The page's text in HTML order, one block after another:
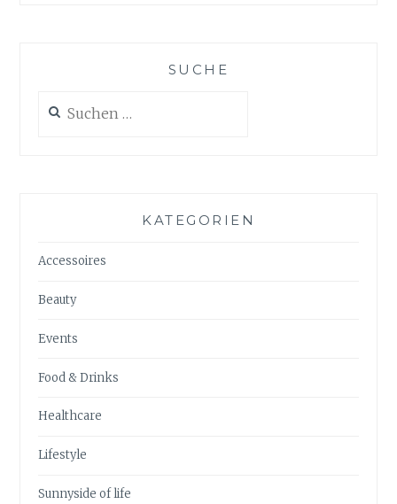
SUCHE
nach:
KATEGORIEN
Accessoires
Beauty
Events
Food & Drinks
Healthcare
Lifestyle
Sunnyside of life